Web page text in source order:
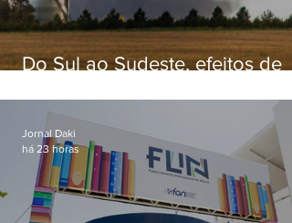
Do Sul ao Sudeste, efeitos de
apreensão na população
Jornal Daki
há 23 horas